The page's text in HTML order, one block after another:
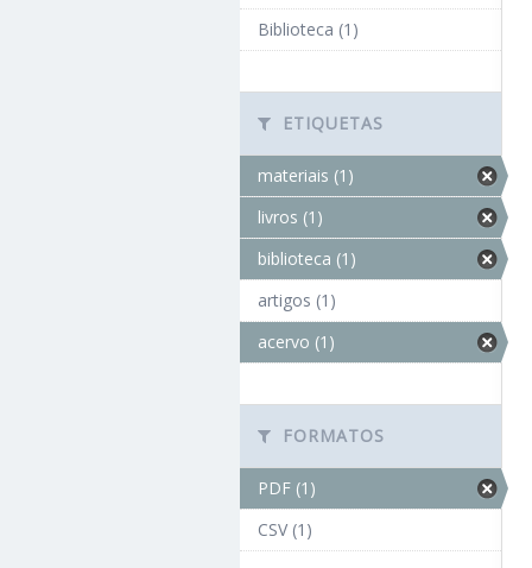
Biblioteca (1)
ETIQUETAS
materiais (1)
livros (1)
biblioteca (1)
artigos (1)
acervo (1)
FORMATOS
PDF (1)
CSV (1)